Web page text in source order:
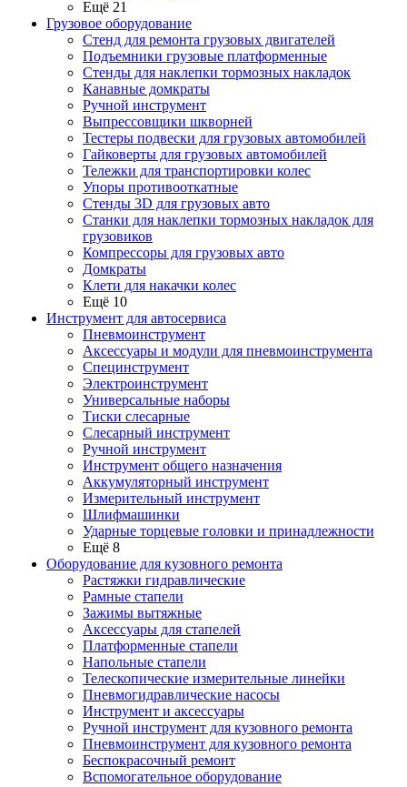
Ещё 21
Грузовое оборудование
Стенд для ремонта грузовых двигателей
Подъемники грузовые платформенные
Стенды для наклепки тормозных накладок
Канавные домкраты
Ручной инструмент
Выпрессовщики шкворней
Тестеры подвески для грузовых автомобилей
Гайковерты для грузовых автомобилей
Тележки для транспортировки колес
Упоры противооткатные
Стенды 3D для грузовых авто
Станки для наклепки тормозных накладок для
грузовиков
Компрессоры для грузовых авто
Домкраты
Клети для накачки колес
Ещё 10
Инструмент для автосервиса
Пневмоинструмент
Аксессуары и модули для пневмоинструмента
Специнструмент
Электроинструмент
Универсальные наборы
Тиски слесарные
Слесарный инструмент
Ручной инструмент
Инструмент общего назначения
Аккумуляторный инструмент
Измерительный инструмент
Шлифмашинки
Ударные торцевые головки и принадлежности
Ещё 8
Оборудование для кузовного ремонта
Растяжки гидравлические
Рамные стапели
Зажимы вытяжные
Аксессуары для стапелей
Платформенные стапели
Напольные стапели
Телескопические измерительные линейки
Пневмогидравлические насосы
Инструмент и аксессуары
Ручной инструмент для кузовного ремонта
Пневмоинструмент для кузовного ремонта
Беспокрасочный ремонт
Вспомогательное оборудование